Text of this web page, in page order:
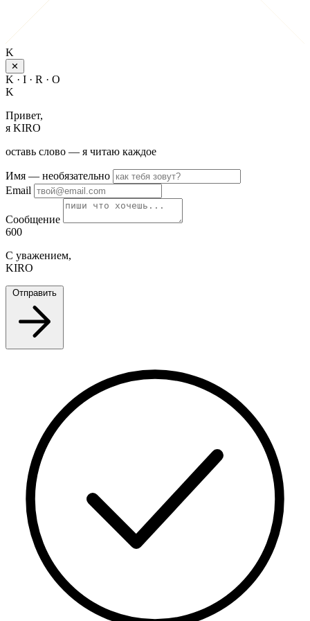
K
✕
K · I · R · O
K
Привет,
я KIRO
оставь слово — я читаю каждое
Имя — необязательно
Email
Сообщение
600
С уважением,
KIRO
Отправить